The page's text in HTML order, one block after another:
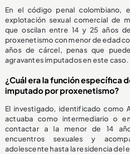
En el código penal colombiano,
explotación sexual comercial de
que oscilan entre 14 y 25 años
proxenetismo con menor de edad
años de cárcel, penas que
agravantes imputados en este caso.
¿Cuál era la función específica
imputado por proxenetismo?
El investigado, identificado como
actuaba como intermediario o
contactar a la menor de 14
encuentros sexuales y
adolescente hasta la residencia del